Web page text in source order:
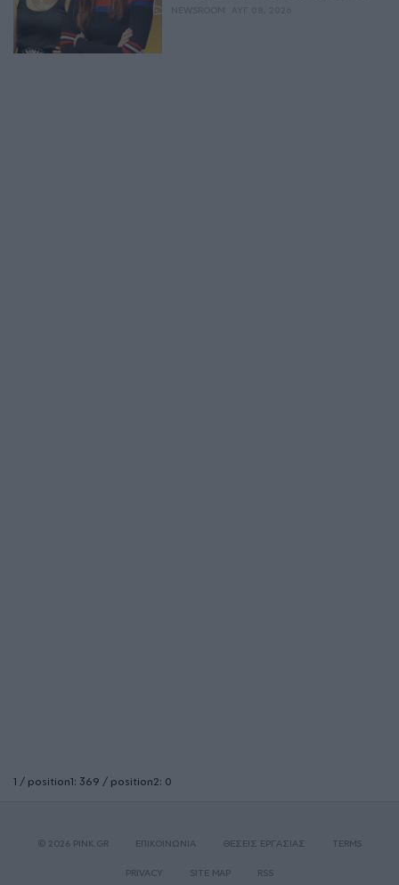
1 / position1: 369 / position2: 0
© 2026 PINK.GR ΕΠΙΚΟΙΝΩΝΙΑ ΘΕΣΕΙΣ ΕΡΓΑΣΙΑΣ TERMS
PRIVACY SITE MAP RSS